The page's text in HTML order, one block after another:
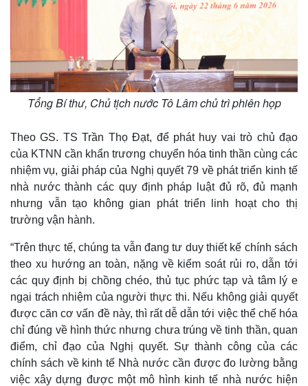
Kinh tế
Bất động sản
Khởi nghiệp
Thị trường
Giá vàng
Tiêu dùng
Tỷ giá
Chứng khoán
Giá cà phê
Tổng Bí thư, Chủ tịch nước Tô Lâm chủ trì phiên họp
Theo GS. TS Trần Thọ Đạt, để phát huy vai trò chủ đạo
của KTNN cần khẩn trương chuyển hóa tinh thần cùng các
nhiệm vụ, giải pháp của Nghị quyết 79 về phát triển kinh tế
nhà nước thành các quy định pháp luật đủ rõ, đủ mạnh
nhưng vẫn tạo không gian phát triển linh hoạt cho thị
trường vận hành.
“Trên thực tế, chúng ta vẫn đang tư duy thiết kế chính sách
theo xu hướng an toàn, nặng về kiểm soát rủi ro, dẫn tới
các quy định bị chồng chéo, thủ tục phức tạp và tâm lý e
ngại trách nhiệm của người thực thi. Nếu không giải quyết
được căn cơ vấn đề này, thì rất dễ dẫn tới việc thể chế hóa
chỉ đúng về hình thức nhưng chưa trúng về tinh thần, quan
điểm, chỉ đạo của Nghị quyết. Sự thành công của các
chính sách về kinh tế Nhà nước cần được đo lường bằng
việc xây dựng được một mô hình kinh tế nhà nước hiện